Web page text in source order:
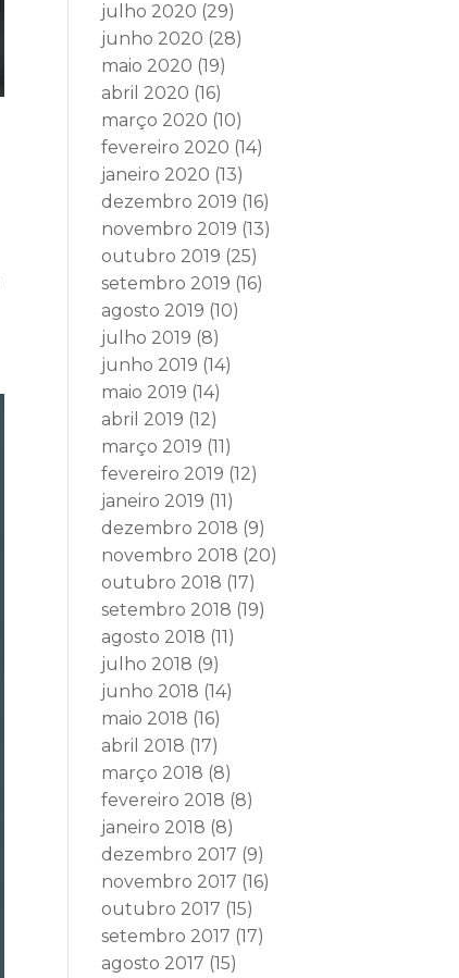
julho 2020 (29)
junho 2020 (28)
maio 2020 (19)
abril 2020 (16)
março 2020 (10)
fevereiro 2020 (14)
janeiro 2020 (13)
dezembro 2019 (16)
novembro 2019 (13)
outubro 2019 (25)
setembro 2019 (16)
agosto 2019 (10)
julho 2019 (8)
junho 2019 (14)
maio 2019 (14)
abril 2019 (12)
março 2019 (11)
fevereiro 2019 (12)
janeiro 2019 (11)
dezembro 2018 (9)
novembro 2018 (20)
outubro 2018 (17)
setembro 2018 (19)
agosto 2018 (11)
julho 2018 (9)
junho 2018 (14)
maio 2018 (16)
abril 2018 (17)
março 2018 (8)
fevereiro 2018 (8)
janeiro 2018 (8)
dezembro 2017 (9)
novembro 2017 (16)
outubro 2017 (15)
setembro 2017 (17)
agosto 2017 (15)